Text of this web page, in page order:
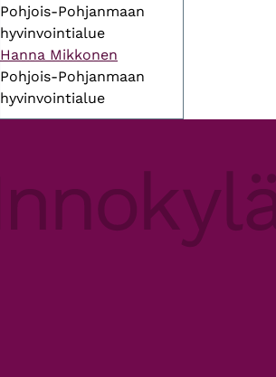
Pohjois-Pohjanmaan
hyvinvointialue
Hanna Mikkonen
Pohjois-Pohjanmaan
hyvinvointialue